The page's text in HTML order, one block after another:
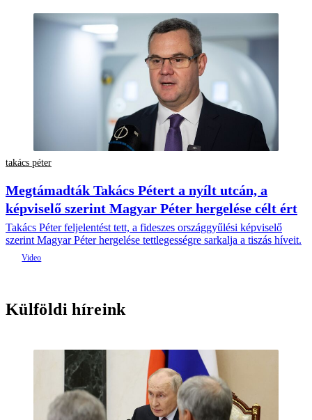
takács péter
Megtámadták Takács Pétert a nyílt utcán, a
képviselő szerint Magyar Péter hergelése célt ért
Takács Péter feljelentést tett, a fideszes országgyűlési képviselő
szerint Magyar Péter hergelése tettlegességre sarkalja a tiszás híveit.
Külföldi híreink